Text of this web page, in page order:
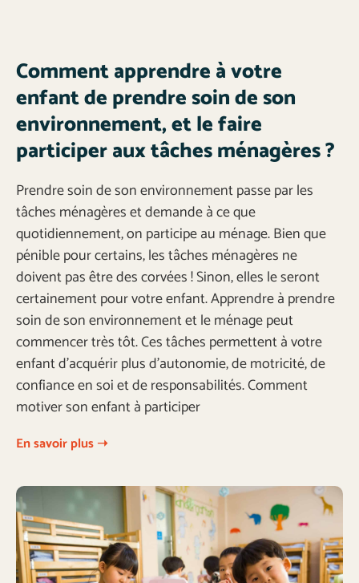
Comment apprendre à votre
enfant de prendre soin de son
environnement, et le faire
participer aux tâches ménagères ?
Prendre soin de son environnement passe par les
tâches ménagères et demande à ce que
quotidiennement, on participe au ménage. Bien que
pénible pour certains, les tâches ménagères ne
doivent pas être des corvées ! Sinon, elles le seront
certainement pour votre enfant. Apprendre à prendre
soin de son environnement et le ménage peut
commencer très tôt. Ces tâches permettent à votre
enfant d’acquérir plus d’autonomie, de motricité, de
confiance en soi et de responsabilités. Comment
motiver son enfant à participer
En savoir plus ➝